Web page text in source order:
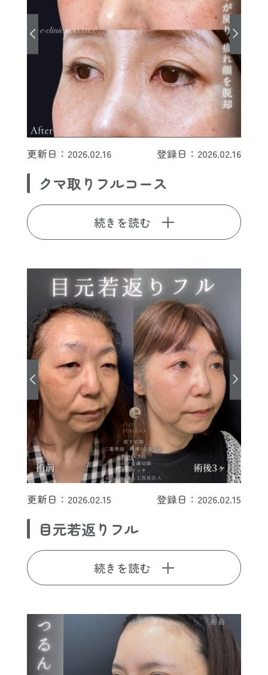
更新日：2026.02.16 登録日：2026.02.16
クマ取りフルコース
続きを読む
更新日：2026.02.15 登録日：2026.02.15
目元若返りフル
続きを読む